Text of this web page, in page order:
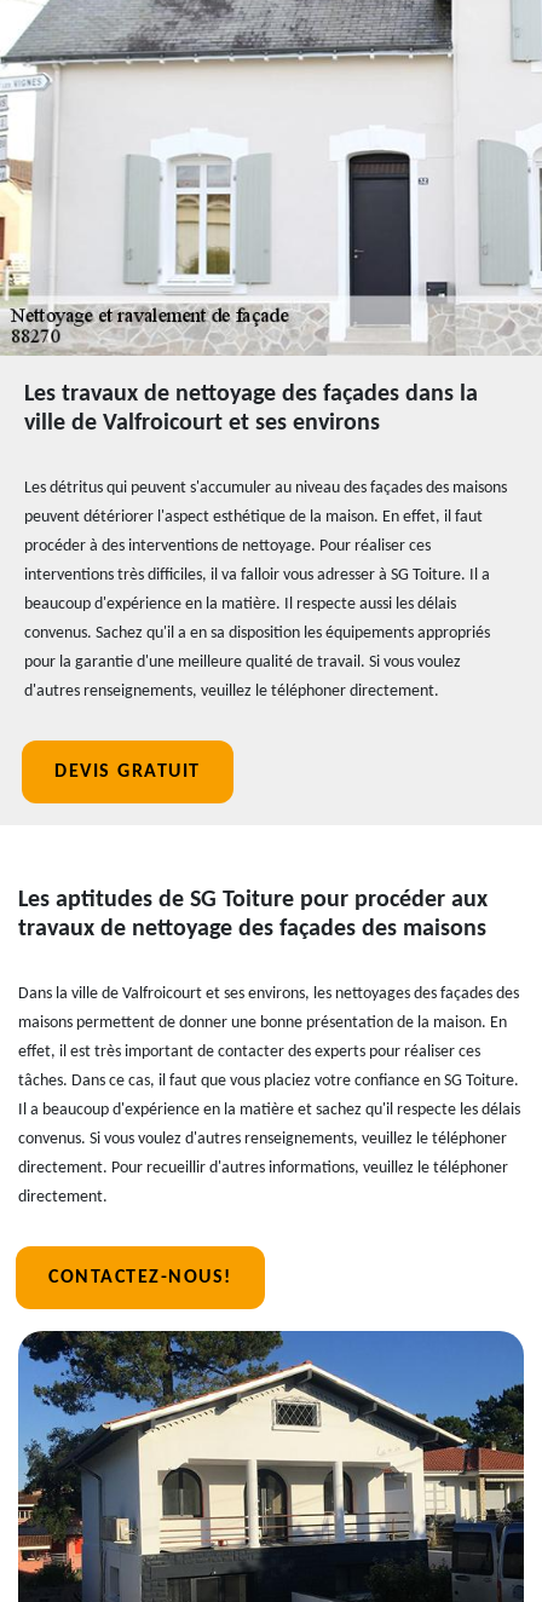
Les travaux de nettoyage des façades dans la
ville de Valfroicourt et ses environs
Les détritus qui peuvent s'accumuler au niveau des façades des maisons
peuvent détériorer l'aspect esthétique de la maison. En effet, il faut
procéder à des interventions de nettoyage. Pour réaliser ces
interventions très difficiles, il va falloir vous adresser à SG Toiture. Il a
beaucoup d'expérience en la matière. Il respecte aussi les délais
convenus. Sachez qu'il a en sa disposition les équipements appropriés
pour la garantie d'une meilleure qualité de travail. Si vous voulez
d'autres renseignements, veuillez le téléphoner directement.
DEVIS GRATUIT
Les aptitudes de SG Toiture pour procéder aux
travaux de nettoyage des façades des maisons
Dans la ville de Valfroicourt et ses environs, les nettoyages des façades des
maisons permettent de donner une bonne présentation de la maison. En
effet, il est très important de contacter des experts pour réaliser ces
tâches. Dans ce cas, il faut que vous placiez votre confiance en SG Toiture.
Il a beaucoup d'expérience en la matière et sachez qu'il respecte les délais
convenus. Si vous voulez d'autres renseignements, veuillez le téléphoner
directement. Pour recueillir d'autres informations, veuillez le téléphoner
directement.
CONTACTEZ-NOUS!